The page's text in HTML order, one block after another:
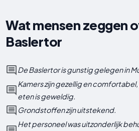
Wat mensen zeggen
Baslertor
De Baslertor is gunstig gelegen in
Kamers zijn gezellig en
eten is geweldig.
Grondstoffen zijn uitstekend.
Het personeel was uitzonderlijk